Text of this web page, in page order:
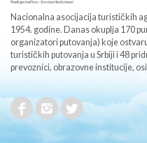
Nacionalna asocijacija turističkih
1954. godine. Danas okuplja 170
organizatori putovanja) koje
turističkih putovanja u Srbiji i 48
prevoznici, obrazovne institucije,